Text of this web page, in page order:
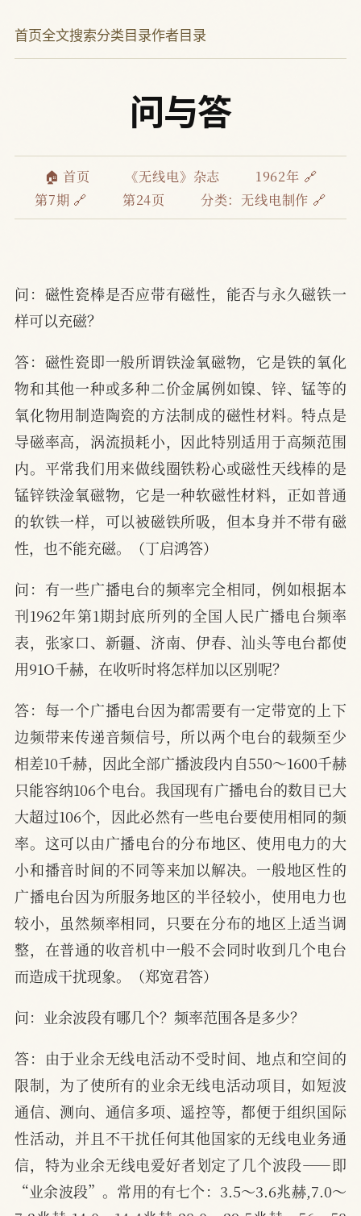
首页全文搜索分类目录作者目录
问与答
🏠 首页 《无线电》杂志
1962年 🔗
第7期 🔗
第24页 分类： 无线电制作 🔗
问：磁性瓷棒是否应带有磁性，能否与永久磁铁一
样可以充磁？
答：磁性瓷即一般所谓铁淦氧磁物，它是铁的氧化
物和其他一种或多种二价金属例如镍、锌、锰等的
氧化物用制造陶瓷的方法制成的磁性材料。特点是
导磁率高，涡流损耗小，因此特别适用于高频范围
内。平常我们用来做线圈铁粉心或磁性天线棒的是
锰锌铁淦氧磁物，它是一种软磁性材料，正如普通
的软铁一样，可以被磁铁所吸，但本身并不带有磁
性，也不能充磁。（丁启鸿答）
问：有一些广播电台的频率完全相同，例如根据本
刊1962年第1期封底所列的全国人民广播电台频率
表，张家口、新疆、济南、伊春、汕头等电台都使
用91O千赫，在收听时将怎样加以区别呢？
答：每一个广播电台因为都需要有一定带宽的上下
边频带来传递音频信号，所以两个电台的载频至少
相差10千赫，因此全部广播波段内自550～1600千赫
只能容纳106个电台。我国现有广播电台的数目已大
大超过106个，因此必然有一些电台要使用相同的频
率。这可以由广播电台的分布地区、使用电力的大
小和播音时间的不同等来加以解决。一般地区性的
广播电台因为所服务地区的半径较小，使用电力也
较小，虽然频率相同，只要在分布的地区上适当调
整，在普通的收音机中一般不会同时收到几个电台
而造成干扰现象。（郑宽君答）
问：业余波段有哪几个？频率范围各是多少？
答：由于业余无线电活动不受时间、地点和空间的
限制，为了使所有的业余无线电活动项目，如短波
通信、测向、通信多项、遥控等，都便于组织国际
性活动，并且不干扰任何其他国家的无线电业务通
信，特为业余无线电爱好者划定了几个波段——即
“业余波段”。常用的有七个：3.5～3.6兆赫,7.0～